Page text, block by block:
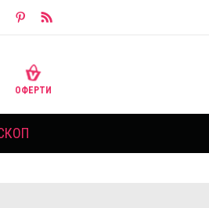
ОФЕРТИ